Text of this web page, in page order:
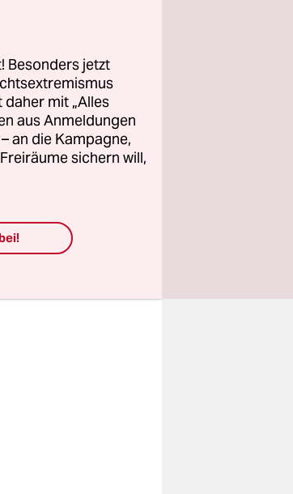
Besonders jetzt
mit „Alles
aus Anmeldungen
an die Kampagne,
sichern will,